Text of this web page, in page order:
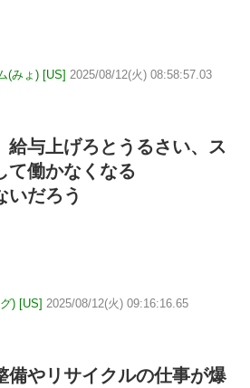
(みょ) [US] 2025/08/12(火) 08:58:57.03
給与上げろとうるさい、ス
て働かなくなる
いだろう
) [US] 2025/08/12(火) 09:16:16.65
備やリサイクルの仕事が爆